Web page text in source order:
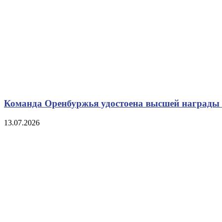
Команда Оренбуржья удостоена высшей
13.07.2026